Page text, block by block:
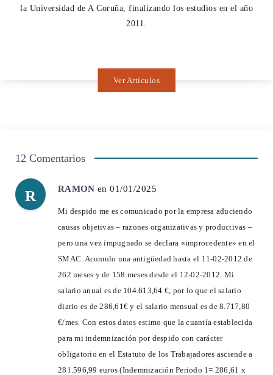
la Universidad de A Coruña, finalizando los estudios en el año
2011.
Ver Artículos
12 Comentarios
R RAMON en 01/01/2025
Mi despido me es comunicado por la empresa aduciendo
causas objetivas – razones organizativas y productivas –
pero una vez impugnado se declara «improcedente» en el
SMAC. Acumulo una antigüedad hasta el 11-02-2012 de
262 meses y de 158 meses desde el 12-02-2012. Mi
salario anual es de 104.613,64 €, por lo que el salario
diario es de 286,61€ y el salario mensual es de 8.717,80
€/mes. Con estos datos estimo que la cuantía establecida
para mi indemnización por despido con carácter
obligatorio en el Estatuto de los Trabajadores asciende a
281.596,99 euros (Indemnización Periodo 1= 286,61 x